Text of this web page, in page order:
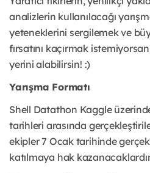
analizlerin kullanılacağı
yeteneklerini sergilemek ve
fırsatını kaçırmak
yerini alabilirsin! :)
Yarışma Formatı
Shell Datathon Kaggle
tarihleri arasında
ekipler 7 Ocak tarihinde
katılmaya hak